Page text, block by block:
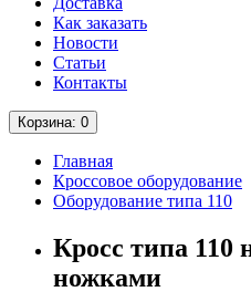
Как заказать
Новости
Статьи
Контакты
Корзина: 0
Главная
Кроссовое оборудование
Оборудование типа 110
Кросс типа 110
ножками